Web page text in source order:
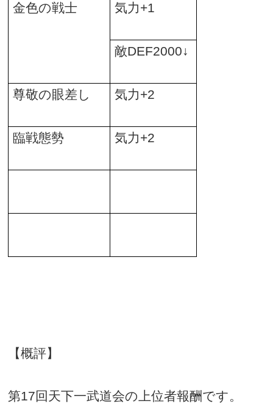
金色の戦士 気力+1
敵DEF2000↓
尊敬の眼差し 気力+2
臨戦態勢 気力+2
【概評】
第17回天下一武道会の上位者報酬です。